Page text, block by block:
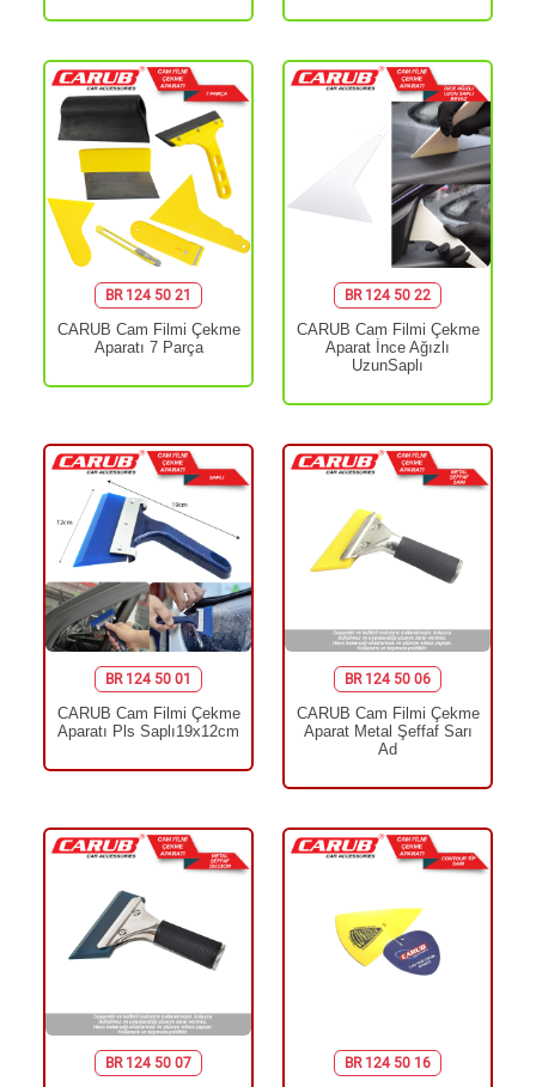
BR 124 50 21
CARUB Cam Filmi Çekme
Aparatı 7 Parça
BR 124 50 22
CARUB Cam Filmi Çekme
Aparat İnce Ağızlı
UzunSaplı
BR 124 50 01
CARUB Cam Filmi Çekme
Aparatı Pls Saplı19x12cm
BR 124 50 06
CARUB Cam Filmi Çekme
Aparat Metal Şeffaf Sarı
Ad
BR 124 50 07 BR 124 50 16